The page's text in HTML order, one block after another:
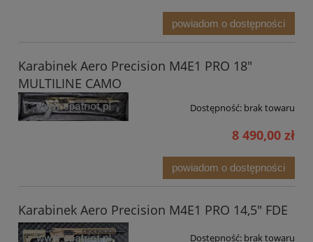
powiadom o dostępności
Karabinek Aero Precision M4E1 PRO 18"
MULTILINE CAMO
Dostępność: brak towaru
8 490,00 zł
powiadom o dostępności
Karabinek Aero Precision M4E1 PRO 14,5" FDE
Dostępność: brak towaru